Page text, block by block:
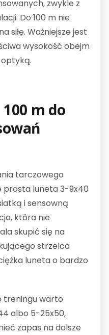
zwykle z
Do 100 m nie
siłę. Ważniejsze jest
wysokość obejm
m do
tarczowego
luneta 3-9x40
i sensowną
która nie
skupić się na
strzelca
luneta o bardzo
treningu warto
albo 5-25x50,
zapas na dalsze